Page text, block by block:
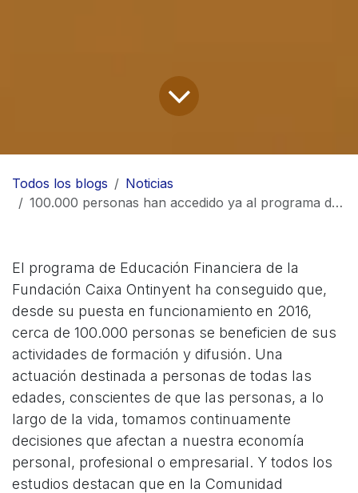
Todos los blogs
Noticias
100.000 personas han accedido ya al programa de Educación Financiera de la Fundació Caixa Ontinyent
El programa de Educación Financiera de la
Fundación Caixa Ontinyent ha conseguido que,
desde su puesta en funcionamiento en 2016,
cerca de 100.000 personas se beneficien de sus
actividades de formación y difusión. Una
actuación destinada a personas de todas las
edades, conscientes de que las personas, a lo
largo de la vida, tomamos continuamente
decisiones que afectan a nuestra economía
personal, profesional o empresarial. Y todos los
estudios destacan que en la Comunidad